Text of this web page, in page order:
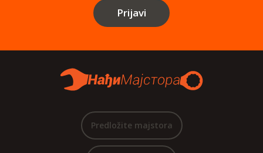
Prijavi
Predložite majstora